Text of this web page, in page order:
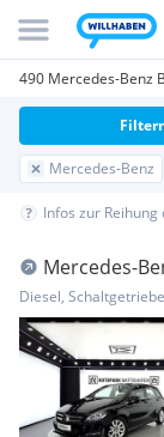
490 Mercedes-Benz
Mercedes-Benz
Infos zur
Mercedes-
Diesel,